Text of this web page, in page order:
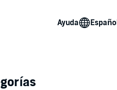
Ayuda